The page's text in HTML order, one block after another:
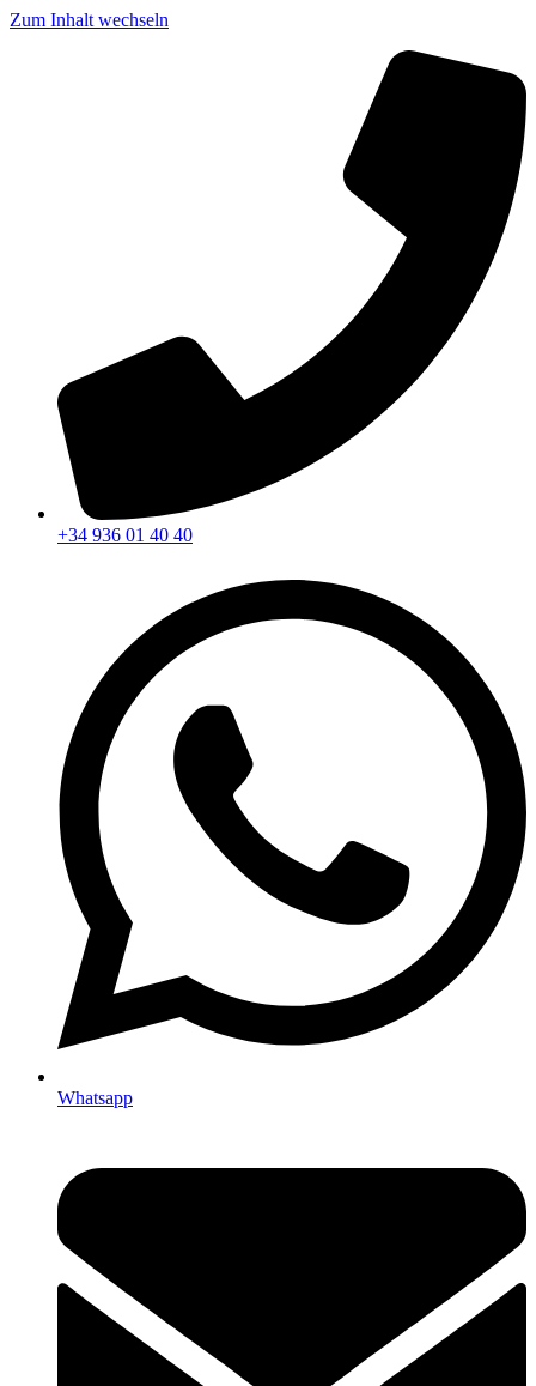
Zum Inhalt wechseln
+34 936 01 40 40
Whatsapp